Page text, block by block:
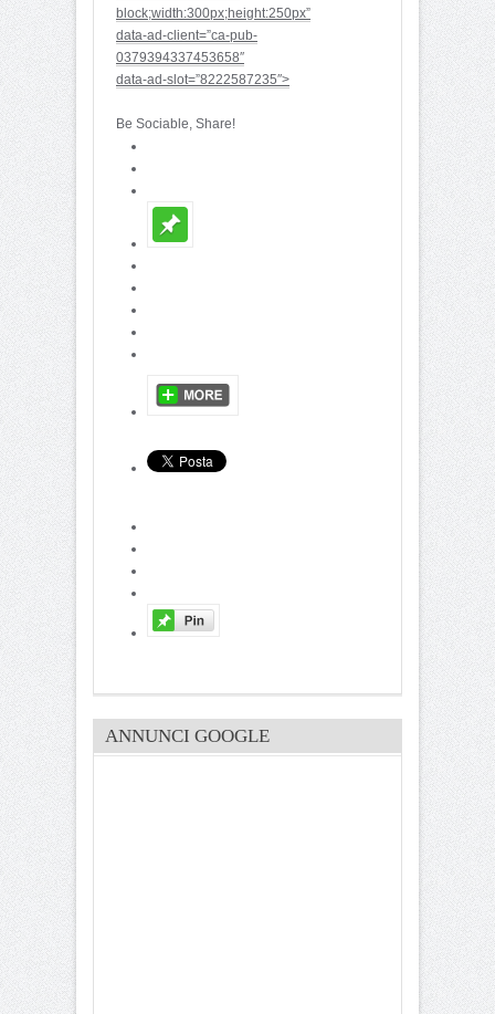
block;width:300px;height:250px”
data-ad-client=”ca-pub-
0379394337453658″
data-ad-slot=”8222587235″>
Be Sociable, Share!
ANNUNCI GOOGLE